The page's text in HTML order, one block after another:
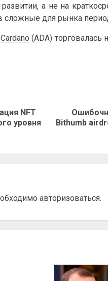
а не на
сложные для рынка
Cardano (ADA)
Предыдущая
NFT
уровня
Следующая
Bithumb
авторизоваться.